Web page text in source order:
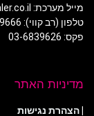
מייל מערכת: anat@taler.co.il
טלפון (רב קווי): 03-6839666
פקס: 03-6839626
מדיניות האתר
הצהרת נגישות